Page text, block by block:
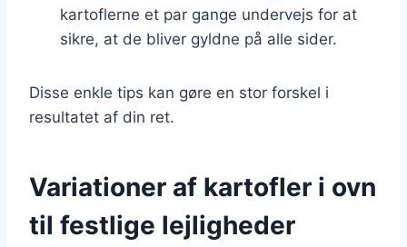
kartoflerne et par gange undervejs for at
sikre, at de bliver gyldne på alle sider.
Disse enkle tips kan gøre en stor forskel i
resultatet af din ret.
Variationer af kartofler i ovn
til festlige lejligheder